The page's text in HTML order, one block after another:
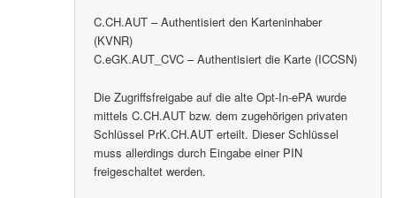
C.CH.AUT – Authentisiert den Karteninhaber
(KVNR)
C.eGK.AUT_CVC – Authentisiert die Karte (ICCSN)
Die Zugriffsfreigabe auf die alte Opt-In-ePA wurde
mittels C.CH.AUT bzw. dem zugehörigen privaten
Schlüssel PrK.CH.AUT erteilt. Dieser Schlüssel
muss allerdings durch Eingabe einer PIN
freigeschaltet werden.